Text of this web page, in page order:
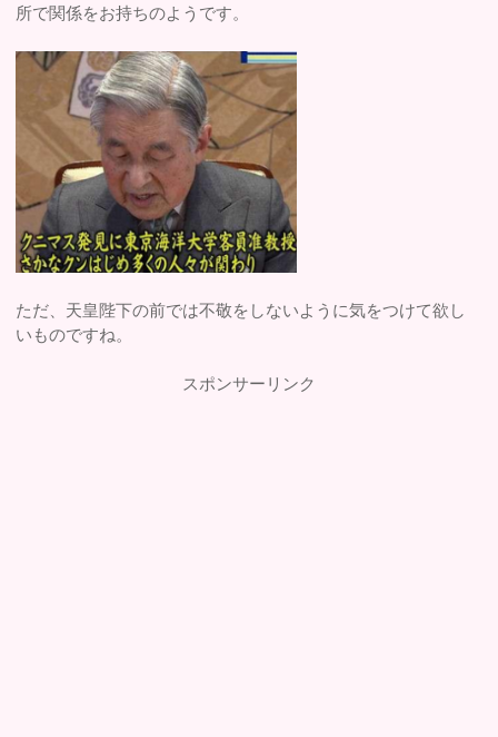
所で関係をお持ちのようです。
ただ、天皇陛下の前では不敬をしないように気をつけて欲し
いものですね。
スポンサーリンク